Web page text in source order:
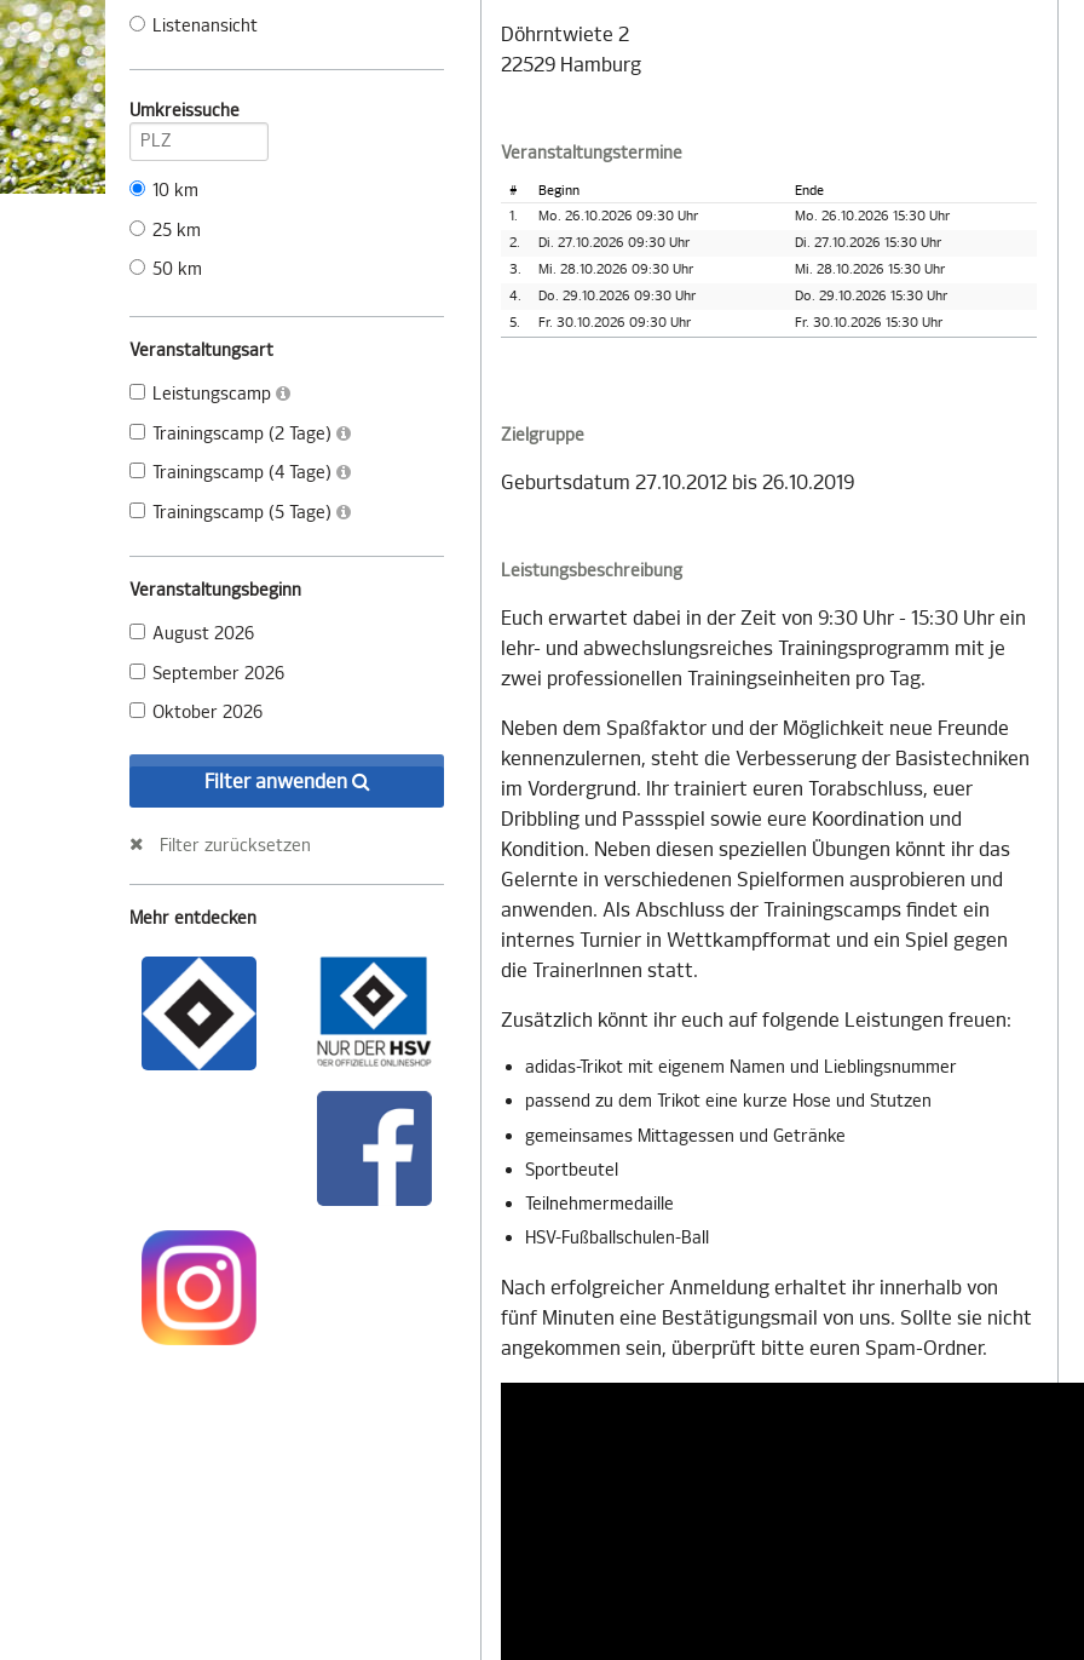
Listenansicht
Umkreissuche
10 km
25 km
50 km
Veranstaltungsart
Leistungscamp
Trainingscamp (2 Tage)
Trainingscamp (4 Tage)
Trainingscamp (5 Tage)
Veranstaltungsbeginn
August 2026
September 2026
Oktober 2026
Filter anwenden
Filter zurücksetzen
Mehr entdecken
Döhrntwiete 2
22529 Hamburg
Veranstaltungstermine
# Beginn
Ende
1.
Mo. 26.10.2026 09:30 Uhr
Mo. 26.10.2026 15:30 Uhr
2.
Di. 27.10.2026 09:30 Uhr
Di. 27.10.2026 15:30 Uhr
3.
Mi. 28.10.2026 09:30 Uhr
Mi. 28.10.2026 15:30 Uhr
4.
Do. 29.10.2026 09:30 Uhr
Do. 29.10.2026 15:30 Uhr
5.
Fr. 30.10.2026 09:30 Uhr Fr. 30.10.2026 15:30 Uhr
Zielgruppe
Geburtsdatum 27.10.2012 bis 26.10.2019
Leistungsbeschreibung
Euch erwartet dabei in der Zeit von 9:30 Uhr - 15:30 Uhr ein
lehr- und abwechslungsreiches Trainingsprogramm mit je
zwei professionellen Trainingseinheiten pro Tag.
Neben dem Spaßfaktor und der Möglichkeit neue Freunde
kennenzulernen, steht die Verbesserung der Basistechniken
im Vordergrund. Ihr trainiert euren Torabschluss, euer
Dribbling und Passspiel sowie eure Koordination und
Kondition. Neben diesen speziellen Übungen könnt ihr das
Gelernte in verschiedenen Spielformen ausprobieren und
anwenden. Als Abschluss der Trainingscamps findet ein
internes Turnier in Wettkampfformat und ein Spiel gegen
die TrainerInnen statt.
Zusätzlich könnt ihr euch auf folgende Leistungen freuen:
adidas-Trikot mit eigenem Namen und Lieblingsnummer
passend zu dem Trikot eine kurze Hose und Stutzen
gemeinsames Mittagessen und Getränke
Sportbeutel
Teilnehmermedaille
HSV-Fußballschulen-Ball
Nach erfolgreicher Anmeldung erhaltet ihr innerhalb von
fünf Minuten eine Bestätigungsmail von uns. Sollte sie nicht
angekommen sein, überprüft bitte euren Spam-Ordner.